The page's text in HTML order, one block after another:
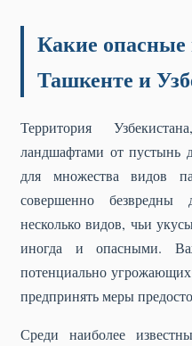
Какие
Ташкенте и
Территория
ландшафтами от пустынь
для множества видов
совершенно безвредны
несколько видов, чьи
иногда и опасными.
потенциально
предпринять меры
Среди наиболее